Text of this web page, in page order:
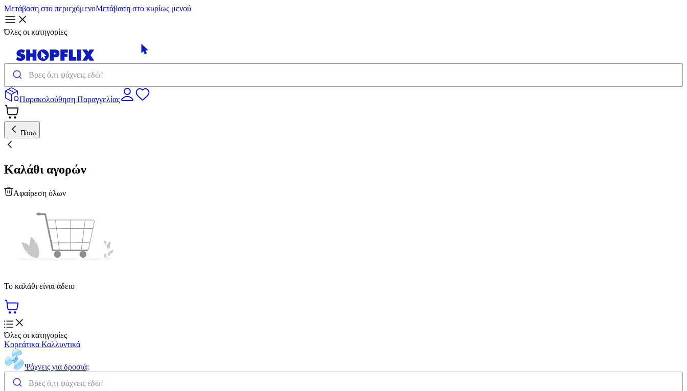
Μετάβαση στο περιεχόμενοΜετάβαση στο κυρίως μενού
Όλες οι κατηγορίες
Παρακολούθηση Παραγγελίας
Πίσω
Καλάθι αγορών
Αφαίρεση όλων
Το καλάθι είναι άδειο
Όλες οι κατηγορίες
Κορεάτικα Καλλυντικά
Ψάχνεις για δροσιά;